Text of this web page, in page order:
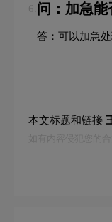
6. 问：加急能
答：可以加急
本文标题和链接